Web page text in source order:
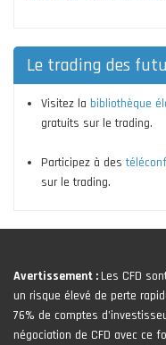
Le trading des
Visitez la bibliothèque
gratuits sur le trading.
Participez à des
sur le trading.
Avertissement : Les CFD
un risque élevé de perte
76% de comptes
négociation de CFD avec ce